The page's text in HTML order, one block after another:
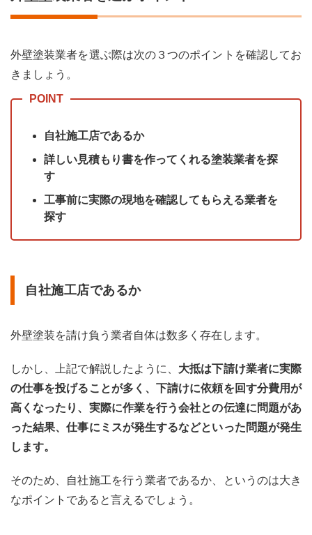
外壁塗装業者を選ぶ際は次の３つのポイントを確認してお
きましょう。
自社施工店であるか
詳しい見積もり書を作ってくれる塗装業者を探
す
工事前に実際の現地を確認してもらえる業者を
探す
自社施工店であるか
外壁塗装を請け負う業者自体は数多く存在します。
しかし、上記で解説したように、 大抵は下請け業者に実際
の仕事を投げることが多く、下請けに依頼を回す分費用が
高くなったり、実際に作業を行う会社との伝達に問題があ
った結果、仕事にミスが発生するなどといった問題が発生
します。
そのため、自社施工を行う業者であるか、というのは大き
なポイントであると言えるでしょう。